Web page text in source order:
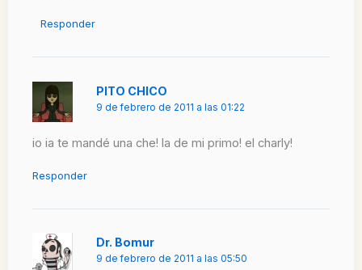
Responder
PITO CHICO
9 de febrero de 2011 a las 01:22
io ia te mandé una che! la de mi primo! el charly!
Responder
Dr. Bomur
9 de febrero de 2011 a las 05:50